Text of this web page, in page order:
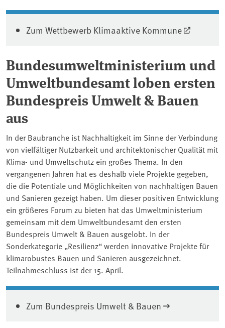
Zum Wettbewerb Klimaaktive Kommune
Bundesumweltministerium und
Umweltbundesamt loben ersten
Bundespreis Umwelt & Bauen
aus
In der Baubranche ist Nachhaltigkeit im Sinne der Verbindung
von vielfältiger Nutzbarkeit und architektonischer Qualität mit
Klima- und Umweltschutz ein großes Thema. In den
vergangenen Jahren hat es deshalb viele Projekte gegeben,
die die Potentiale und Möglichkeiten von nachhaltigen Bauen
und Sanieren gezeigt haben. Um dieser positiven Entwicklung
ein größeres Forum zu bieten hat das Umweltministerium
gemeinsam mit dem Umweltbundesamt den ersten
Bundespreis Umwelt & Bauen ausgelobt. In der
Sonderkategorie „Resilienz“ werden innovative Projekte für
klimarobustes Bauen und Sanieren ausgezeichnet.
Teilnahmeschluss ist der 15. April.
Zum Bundespreis Umwelt & Bauen